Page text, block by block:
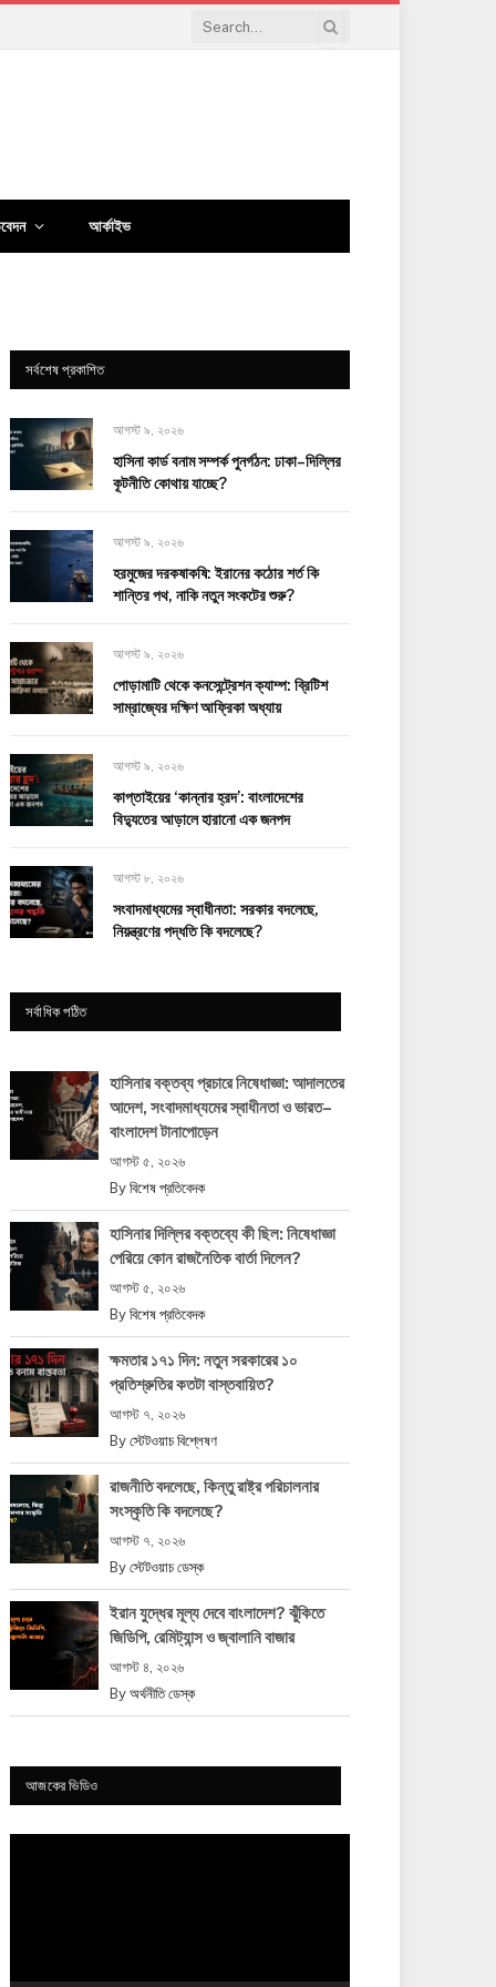
আর্কাইভ
সর্বশেষ প্রকাশিত
আগস্ট ৯, ২০২৬
হাসিনা কার্ড বনাম সম্পর্ক পুনর্গঠন: ঢাকা–দিল্লির
কূটনীতি কোথায় যাচ্ছে?
আগস্ট ৯, ২০২৬
হরমুজের দরকষাকষি: ইরানের কঠোর শর্ত কি
শান্তির পথ, নাকি নতুন সংকটের শুরু?
আগস্ট ৯, ২০২৬
পোড়ামাটি থেকে কনসেন্ট্রেশন ক্যাম্প: ব্রিটিশ
সাম্রাজ্যের দক্ষিণ আফ্রিকা অধ্যায়
আগস্ট ৯, ২০২৬
কাপ্তাইয়ের ‘কান্নার হ্রদ’: বাংলাদেশের
বিদ্যুতের আড়ালে হারানো এক জনপদ
আগস্ট ৮, ২০২৬
সংবাদমাধ্যমের স্বাধীনতা: সরকার বদলেছে,
নিয়ন্ত্রণের পদ্ধতি কি বদলেছে?
সর্বাধিক পঠিত
হাসিনার বক্তব্য প্রচারে নিষেধাজ্ঞা: আদালতের
আদেশ, সংবাদমাধ্যমের স্বাধীনতা ও ভারত–
বাংলাদেশ টানাপোড়েন
আগস্ট ৫, ২০২৬
By বিশেষ প্রতিবেদক
হাসিনার দিল্লির বক্তব্যে কী ছিল: নিষেধাজ্ঞা
পেরিয়ে কোন রাজনৈতিক বার্তা দিলেন?
আগস্ট ৫, ২০২৬
By বিশেষ প্রতিবেদক
ক্ষমতার ১৭১ দিন: নতুন সরকারের ১০
প্রতিশ্রুতির কতটা বাস্তবায়িত?
আগস্ট ৭, ২০২৬
By স্টেটওয়াচ বিশ্লেষণ
রাজনীতি বদলেছে, কিন্তু রাষ্ট্র পরিচালনার
সংস্কৃতি কি বদলেছে?
আগস্ট ৭, ২০২৬
By স্টেটওয়াচ ডেস্ক
ইরান যুদ্ধের মূল্য দেবে বাংলাদেশ? ঝুঁকিতে
জিডিপি, রেমিট্যান্স ও জ্বালানি বাজার
আগস্ট ৪, ২০২৬
By অর্থনীতি ডেস্ক
আজকের ভিডিও